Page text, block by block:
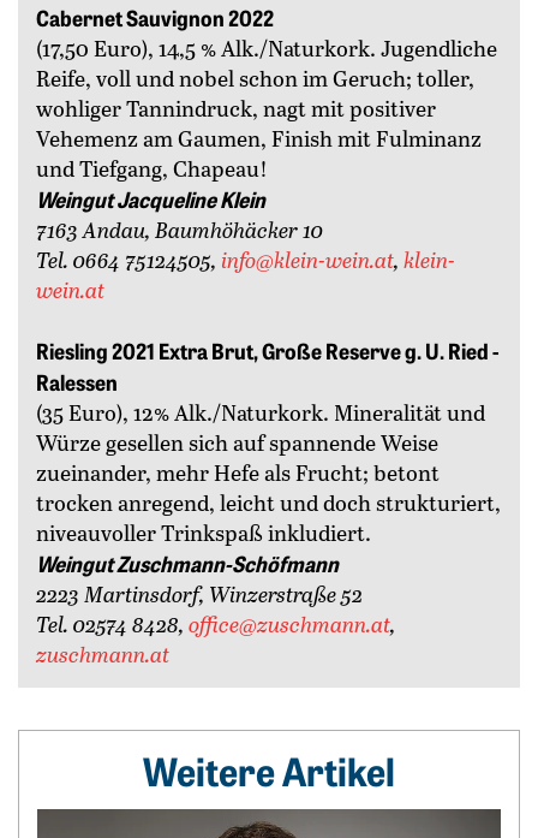
Cabernet Sauvignon 2022
(17,50 Euro), 14,5 % Alk./Naturkork. Jugendliche
Reife, voll und ­nobel schon im Geruch; toller,
wohliger Tannindruck, nagt mit positiver
Vehemenz am Gaumen, Finish mit Fulminanz
und Tiefgang, Chapeau!
Weingut Jacqueline Klein
7163 Andau, Baumhöhäcker 10
Tel. 0664 75124505, info@klein-wein.at, klein-
wein.at
Riesling 2021 Extra Brut, Große Reserve g. U. Ried ­
Ralessen
(35 Euro), 12% Alk./Naturkork. Mineralität und
Würze gesellen sich auf spannende Weise
zueinander, mehr Hefe als Frucht; betont
trocken anregend, leicht und doch strukturiert,
niveauvoller Trinkspaß inkludiert.
Weingut Zuschmann-Schöfmann
2223 Martinsdorf, Winzerstraße 52
Tel. 02574 8428, office@zuschmann.at,
zuschmann.at
Weitere Artikel
Weiterlesen: Können Piwis die Weinwelt retten?